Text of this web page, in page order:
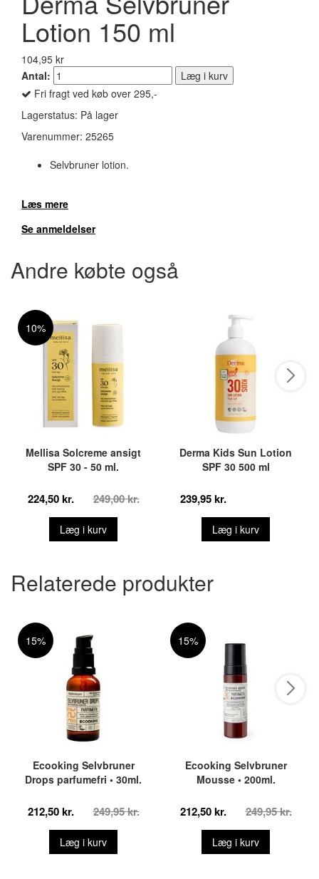
Lotion 150 ml
104,95 kr
Antal:
Læg i kurv
Fri fragt ved køb over 295,-
Lagerstatus: På lager
Varenummer: 25265
Selvbruner lotion.
Læs mere
Se anmeldelser
Andre købte også
10%
Mellisa Solcreme ansigt
SPF 30 - 50 ml.
224,50 kr. 249,00 kr.
Læg i kurv
Derma Kids Sun Lotion
SPF 30 500 ml
239,95 kr.
Læg i kurv
Relaterede produkter
15%
Ecooking Selvbruner
Drops parfumefri • 30ml.
212,50 kr. 249,95 kr.
Læg i kurv
15%
Ecooking Selvbruner
Mousse • 200ml.
212,50 kr. 249,95 kr.
Læg i kurv